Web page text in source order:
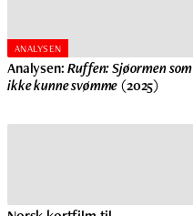
ANALYSEN
Analysen: Ruffen: Sjøormen som
ikke kunne svømme(2025)